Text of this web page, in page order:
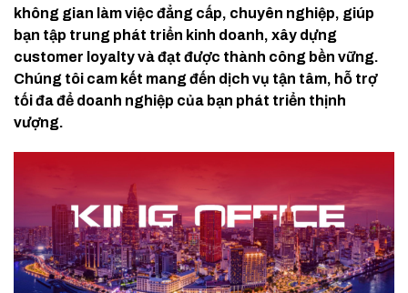
không gian làm việc đẳng cấp, chuyên nghiệp, giúp
bạn tập trung phát triển kinh doanh, xây dựng
customer loyalty và đạt được thành công bền vững.
Chúng tôi cam kết mang đến dịch vụ tận tâm, hỗ trợ
tối đa để doanh nghiệp của bạn phát triển thịnh
vượng.